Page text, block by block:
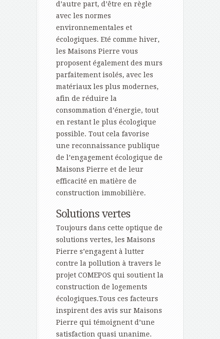
d’autre part, d’être en règle
avec les normes
environnementales et
écologiques. Eté comme hiver,
les Maisons Pierre vous
proposent également des murs
parfaitement isolés, avec les
matériaux les plus modernes,
afin de réduire la
consommation d’énergie, tout
en restant le plus écologique
possible. Tout cela favorise
une reconnaissance publique
de l’engagement écologique de
Maisons Pierre et de leur
efficacité en matière de
construction immobilière.
Solutions vertes
Toujours dans cette optique de
solutions vertes, les Maisons
Pierre s’engagent à lutter
contre la pollution à travers le
projet COMEPOS qui soutient la
construction de logements
écologiques.Tous ces facteurs
inspirent des avis sur Maisons
Pierre qui témoignent d’une
satisfaction quasi unanime.